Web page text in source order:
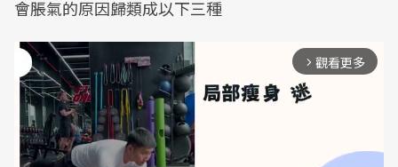
會脹氣的原因歸類成以下三種
arrow_forward_ios 觀看更多